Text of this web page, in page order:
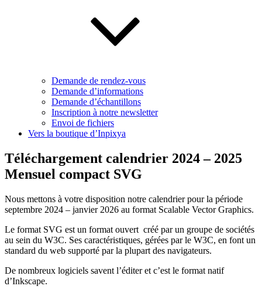
Demande de rendez-vous
Demande d’informations
Demande d’échantillons
Inscription à notre newsletter
Envoi de fichiers
Vers la boutique d’Inpixya
Téléchargement calendrier 2024 – 2025
Mensuel compact SVG
Nous mettons à votre disposition notre calendrier pour la période
septembre 2024 – janvier 2026 au format Scalable Vector Graphics.
Le format SVG est un format ouvert créé par un groupe de sociétés
au sein du W3C. Ses caractéristiques, gérées par le W3C, en font un
standard du web supporté par la plupart des navigateurs.
De nombreux logiciels savent l’éditer et c’est le format natif
d’Inkscape.